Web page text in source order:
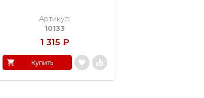
Артикул:
10133
1 315 ₽
Купить